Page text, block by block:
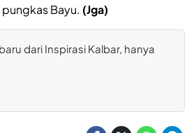
Bayu. (Jga)
dari Inspirasi Kalbar, hanya